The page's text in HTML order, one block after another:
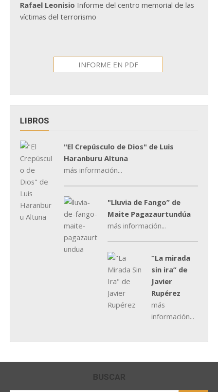
Rafael Leonisio Informe del centro memorial de las
víctimas del terrorismo
INFORME EN PDF
LIBROS
"El Crepúsculo de Dios" de Luis
Haranburu Altuna
más información...
"Lluvia de Fango” de
Maite Pagazaurtundúa
más información...
“La mirada
sin ira” de
Javier
Rupérez
más
información...
BUSCAR